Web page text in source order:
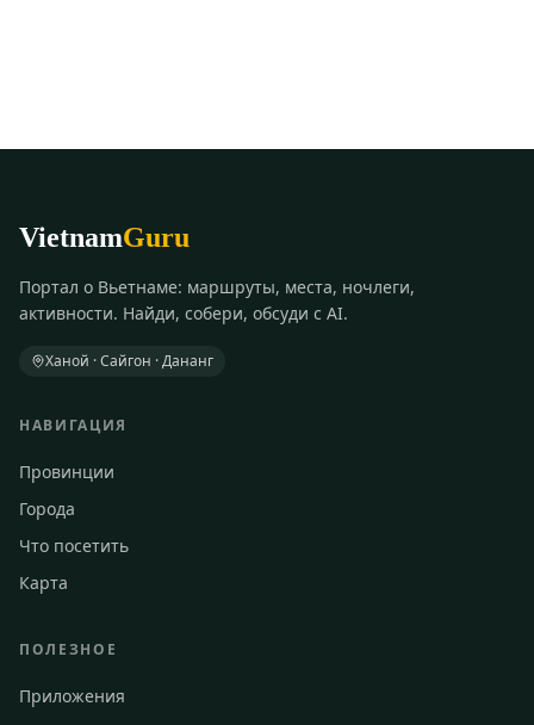
VietnamGuru
Портал о Вьетнаме: маршруты, места, ночлеги,
активности. Найди, собери, обсуди с AI.
Ханой · Сайгон · Дананг
НАВИГАЦИЯ
Провинции
Города
Что посетить
Карта
ПОЛЕЗНОЕ
Приложения